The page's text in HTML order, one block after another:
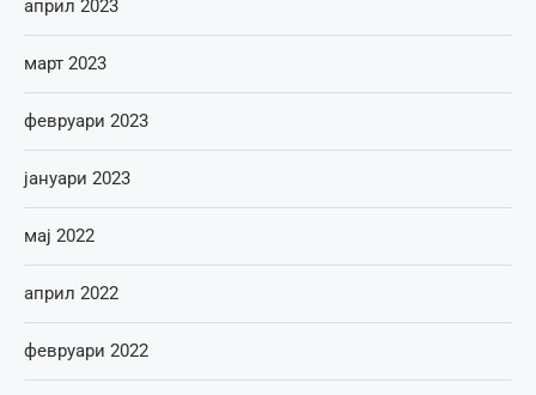
април 2023
март 2023
февруари 2023
јануари 2023
мај 2022
април 2022
февруари 2022